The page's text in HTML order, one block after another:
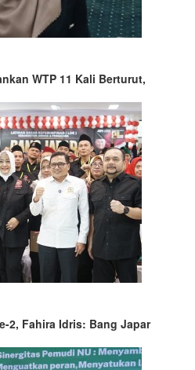
WTP 11 Kali Berturut,
2, Fahira Idris: Bang Japar